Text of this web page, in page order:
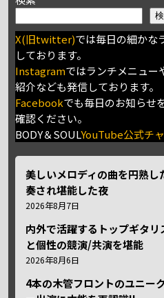
X(旧twitter)では毎日の細かな
しております。
Instagramではランチメニュー
紹介なども発信しております。
Facebookでも毎日のお知らせ
確認ください。
BODY＆SOULYouTube公式チ
美しいメロディの曲を円熟
奏され堪能した夜
2026年8月7日
内外で活躍するトップギタ
と個性の競演/共演を堪能
2026年8月6日
4本の木管フロントのユニー